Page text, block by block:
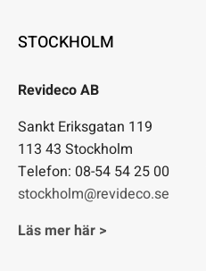
STOCKHOLM
Revideco AB
Sankt Eriksgatan 119
113 43 Stockholm
Telefon: 08-54 54 25 00
stockholm@revideco.se
Läs mer här >